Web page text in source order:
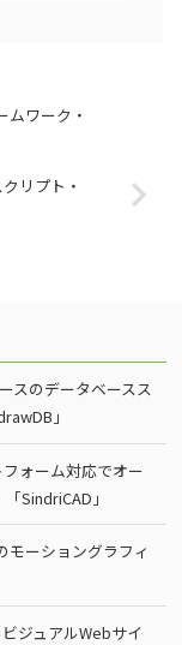
ムワーク・
リプト・
スのデータベースス
」
ォーム対応でオー
SindriCAD」
モーショングラフィ
ジュアルWebサイ